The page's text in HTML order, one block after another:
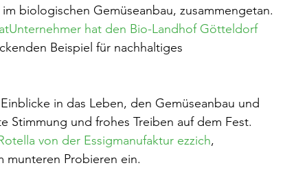
biologischen Gemüseanbau, zusammengetan.
hat den Bio-Landhof Götteldorf
Beispiel für nachhaltiges
in das Leben, den Gemüseanbau und
und frohes Treiben auf dem Fest.
von der Essigmanufaktur ezzich,
munteren Probieren ein.